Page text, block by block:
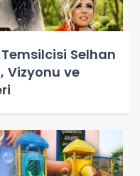
Temsilcisi Selhan
Vizyonu ve